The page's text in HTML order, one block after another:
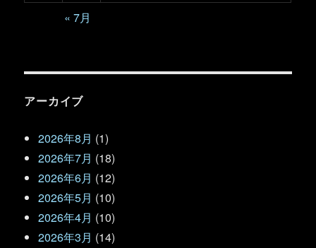
« 7月
アーカイブ
2026年8月 (1)
2026年7月 (18)
2026年6月 (12)
2026年5月 (10)
2026年4月 (10)
2026年3月 (14)